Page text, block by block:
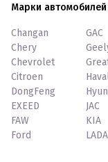
Марки автомобилей
Changan
Chery
Chevrolet
Citroen
DongFeng
EXEED
FAW
Ford
GAC
JAC
KIA
LADA